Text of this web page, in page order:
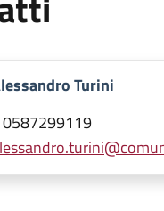
Turini
0587299119